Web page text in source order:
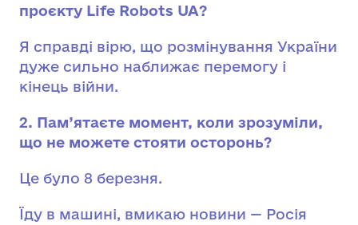
проєкту Life Robots UA?
Я справді вірю, що розмінування України
дуже сильно наближає перемогу і
кінець війни.
2. Пам’ятаєте момент, коли зрозуміли,
що не можете стояти осторонь?
Це було 8 березня.
Їду в машині, вмикаю новини — Росія